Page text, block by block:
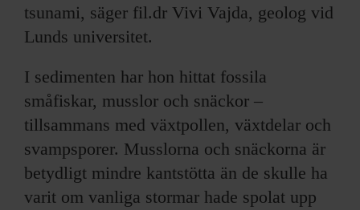
tsunami, säger fil.dr Vivi Vajda, geolog vid
Lunds universitet.
I sedimenten har hon hittat fossila
småfiskar, musslor och snäckor –
tillsammans med växtpollen, växtdelar och
svampsporer. Musslorna och snäckorna är
betydligt mindre kantstötta än de skulle ha
varit om vanliga stormar hade spolat upp